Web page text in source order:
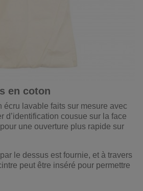
en coton
écru lavable faits sur mesure avec
d’identification cousue sur la face
une ouverture plus rapide sur
le dessus est fournie, et à travers
peut être inséré pour permettre